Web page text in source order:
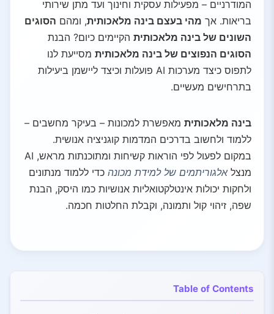
המודרניים – מפעילות עסקית וחינוך ועד מתן שירותי
בריאות. אך מהי בעצם בינה מלאכותית, ומהם הסוגים
השונים של בינה מלאכותית הקיימים כיום? הבנת
הסוגים הנפוצים של בינה מלאכותית מסייעת לנו
לתפוס כיצד מערכות AI פועלות וכיצד ליישמן ביעילות
בתרחישים מעשיים.
בינה מלאכותית מאפשרת למכונות – בעיקר מחשבים –
ללמוד ולחשוב בדרכים המדמות קוגניציה אנושית.
במקום לפעול לפי הוראות קשיחות ומתוכנתות מראש, AI
מנצלאלגוריתמים של למידת מכונה כדי ללמוד מנתונים
ולחקות יכולות אינטלקטואליות אנושיות כמו היסק, הבנת
שפה, זיהוי קול ותמונה, וקבלת החלטות חכמה.
Table of Contents